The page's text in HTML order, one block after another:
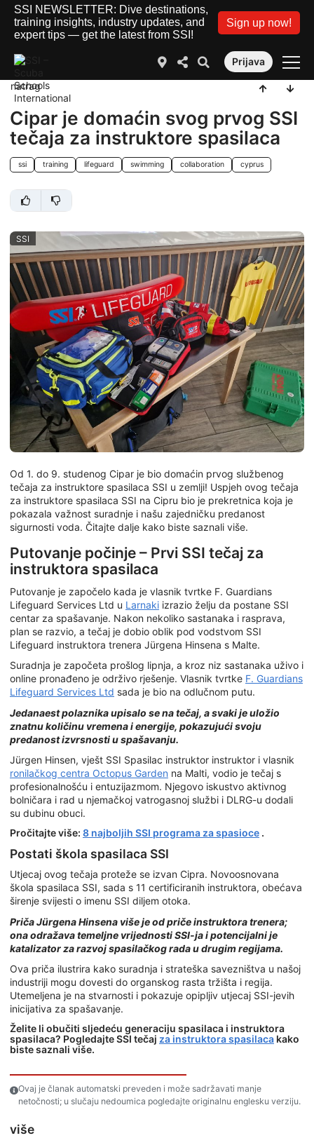
SSI NEWSLETTER: Dive destinations,
training insights, industry updates, and
expert tips — get the latest from SSI!
Sign up now!
Prijava
natrag
Cipar je domaćin svog prvog SSI
tečaja za instruktore spasilaca
ssi training lifeguard swimming collaboration cyprus
SSI
Od 1. do 9. studenog Cipar je bio domaćin prvog službenog
tečaja za instruktore spasilaca SSI u zemlji! Uspjeh ovog tečaja
za instruktore spasilaca SSI na Cipru bio je prekretnica koja je
pokazala važnost suradnje i našu zajedničku predanost
sigurnosti voda. Čitajte dalje kako biste saznali više.
Putovanje počinje – Prvi SSI tečaj za
instruktora spasilaca
Putovanje je započelo kada je vlasnik tvrtke F. Guardians
Lifeguard Services Ltd u Larnaki izrazio želju da postane SSI
centar za spašavanje. Nakon nekoliko sastanaka i rasprava,
plan se razvio, a tečaj je dobio oblik pod vodstvom SSI
Lifeguard instruktora trenera Jürgena Hinsena s Malte.
Suradnja je započeta prošlog lipnja, a kroz niz sastanaka uživo i
online pronađeno je održivo rješenje. Vlasnik tvrtke F. Guardians
Lifeguard Services Ltd sada je bio na odlučnom putu.
Jedanaest polaznika upisalo se na tečaj, a svaki je uložio
znatnu količinu vremena i energije, pokazujući svoju
predanost izvrsnosti u spašavanju.
Jürgen Hinsen, vješt SSI Spasilac instruktor instruktor i vlasnik
ronilačkog centra Octopus Garden na Malti, vodio je tečaj s
profesionalnošću i entuzijazmom. Njegovo iskustvo aktivnog
bolničara i rad u njemačkoj vatrogasnoj službi i DLRG-u dodali
su dubinu obuci.
Pročitajte više: 8 najboljih SSI programa za spasioce .
Postati škola spasilaca SSI
Utjecaj ovog tečaja proteže se izvan Cipra. Novoosnovana
škola spasilaca SSI, sada s 11 certificiranih instruktora, obećava
širenje svijesti o imenu SSI diljem otoka.
Priča Jürgena Hinsena više je od priče instruktora trenera;
ona odražava temeljne vrijednosti SSI-ja i potencijalni je
katalizator za razvoj spasilačkog rada u drugim regijama.
Ova priča ilustrira kako suradnja i strateška savezništva u našoj
industriji mogu dovesti do organskog rasta tržišta i regija.
Utemeljena je na stvarnosti i pokazuje opipljiv utjecaj SSI-jevih
inicijativa za spašavanje.
Želite li obučiti sljedeću generaciju spasilaca i instruktora
spasilaca? Pogledajte SSI tečaj za instruktora spasilaca kako
biste saznali više.
Ovaj je članak automatski preveden i može sadržavati manje
netočnosti; u slučaju nedoumica pogledajte originalnu englesku verziju.
više